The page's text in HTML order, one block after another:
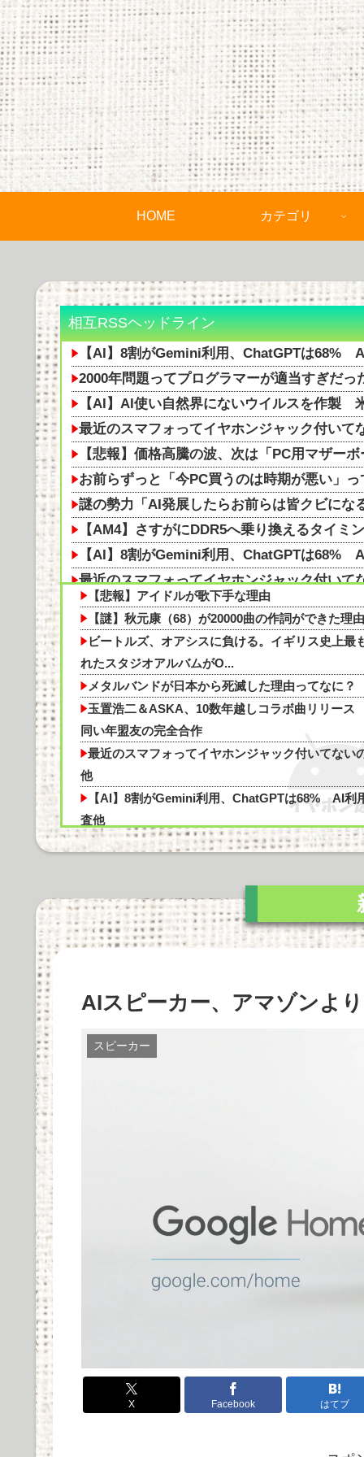
HOME カテゴリ
相互RSSヘッドライン
【AI】8割がGemini利用、ChatGPTは68%
2000年問題ってプログラマーが適当すぎだっ
【AI】AI使い自然界にないウイルスを作製
最近のスマフォってイヤホンジャック付いて
【悲報】価格高騰の波、次は「PC用マザー
お前らずっと「今PC買うのは時期が悪い」
謎の勢力「AI発展したらお前らは皆クビに
【AM4】さすがにDDR5へ乗り換えるタイミ
【AI】8割がGemini利用、ChatGPTは68%
最近のスマフォってイヤホンジャック付いて
【AI】8割がGemini利用、ChatGPTは68%
【悲報】日本の警察さん、すぐ簡単に銃を撃
俳優・三嶋健太「まてまてまて…！嘘やろ」
ちの米より高い」の声
「清掃員」←これって恥ずかしい職業なの？
【白バラ案件】高級豆腐ワイ「150g×2丁で
ランニングオフ会で革靴履いたらドン引きさ
Powered by livedoor 相互RSS
【悲報】アイドルが歌下手な理由
【謎】秋元康（68）が20000曲の作詞ができた理由
ビートルズ、オアシスに負ける。イギリス史上最
れたスタジオアルバムがO...
メタルバンドが日本から死滅した理由ってなに？
玉置浩二＆ASKA、10数年越しコラボ曲リリー
同い年盟友の完全合作
最近のスマフォってイヤホンジャック付いてない
他
【AI】8割がGemini利用、ChatGPTは68% AI利
査他
【悲報】日本の警察さん、すぐ簡単に銃を撃って
【悲報】折りたたみスマホ買ったのに届かない(´；
ω；｀)他
やーっとモニターアーム取り付け終わった 机が部
剖！価格の...
を選...
Powered by livedoor 相互RSS
AIスピーカー、アマゾンよ
スピーカー
X Facebook はてブ